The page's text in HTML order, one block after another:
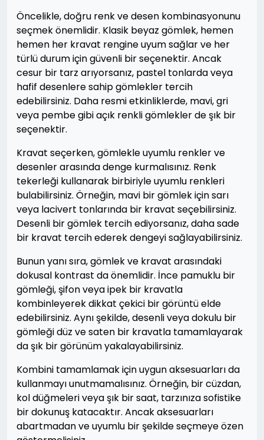
Öncelikle, doğru renk ve desen kombinasyonunu
seçmek önemlidir. Klasik beyaz gömlek, hemen
hemen her kravat rengine uyum sağlar ve her
türlü durum için güvenli bir seçenektir. Ancak
cesur bir tarz arıyorsanız, pastel tonlarda veya
hafif desenlere sahip gömlekler tercih
edebilirsiniz. Daha resmi etkinliklerde, mavi, gri
veya pembe gibi açık renkli gömlekler de şık bir
seçenektir.
Kravat seçerken, gömlekle uyumlu renkler ve
desenler arasında denge kurmalısınız. Renk
tekerleği kullanarak birbiriyle uyumlu renkleri
bulabilirsiniz. Örneğin, mavi bir gömlek için sarı
veya lacivert tonlarında bir kravat seçebilirsiniz.
Desenli bir gömlek tercih ediyorsanız, daha sade
bir kravat tercih ederek dengeyi sağlayabilirsiniz.
Bunun yanı sıra, gömlek ve kravat arasındaki
dokusal kontrast da önemlidir. İnce pamuklu bir
gömleği, şifon veya ipek bir kravatla
kombinleyerek dikkat çekici bir görüntü elde
edebilirsiniz. Aynı şekilde, desenli veya dokulu bir
gömleği düz ve saten bir kravatla tamamlayarak
da şık bir görünüm yakalayabilirsiniz.
Kombini tamamlamak için uygun aksesuarları da
kullanmayı unutmamalısınız. Örneğin, bir cüzdan,
kol düğmeleri veya şık bir saat, tarzınıza sofistike
bir dokunuş katacaktır. Ancak aksesuarları
abartmadan ve uyumlu bir şekilde seçmeye özen